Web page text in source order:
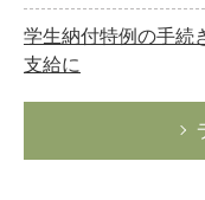
学生納付特例の手続
支給に